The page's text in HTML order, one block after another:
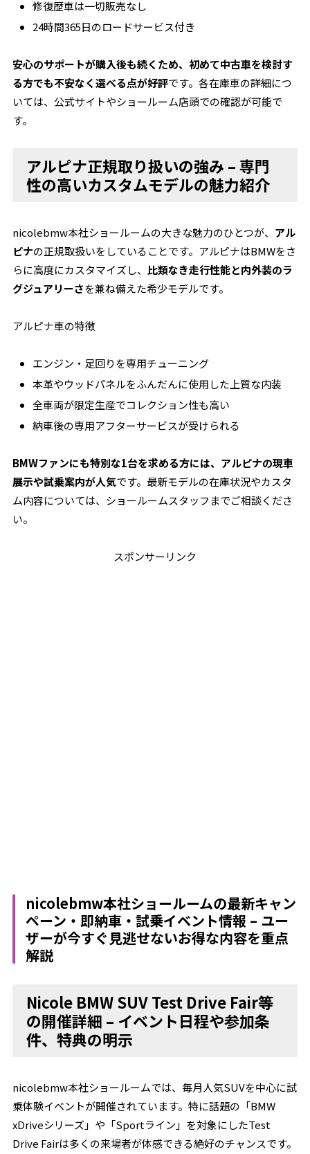
修復歴車は一切販売なし
24時間365日のロードサービス付き
安心のサポートが購入後も続くため、初めて中古車を検討す
る方でも不安なく選べる点が好評です。各在庫車の詳細につ
いては、公式サイトやショールーム店頭での確認が可能で
す。
アルピナ正規取り扱いの強み – 専門
性の高いカスタムモデルの魅力紹介
nicolebmw本社ショールームの大きな魅力のひとつが、 アル
ピナの正規取扱いをしていることです。アルピナはBMWをさ
らに高度にカスタマイズし、 比類なき走行性能と内外装のラ
グジュアリーさを兼ね備えた希少モデルです。
アルピナ車の特徴
エンジン・足回りを専用チューニング
本革やウッドパネルをふんだんに使用した上質な内装
全車両が限定生産でコレクション性も高い
納車後の専用アフターサービスが受けられる
BMWファンにも特別な1台を求める方には、アルピナの現車
展示や試乗案内が人気です。最新モデルの在庫状況やカスタ
ム内容については、ショールームスタッフまでご相談くださ
い。
スポンサーリンク
nicolebmw本社ショールームの最新キャン
ペーン・即納車・試乗イベント情報 – ユー
ザーが今すぐ見逃せないお得な内容を重点
解説
Nicole BMW SUV Test Drive Fair等
の開催詳細 – イベント日程や参加条
件、特典の明示
nicolebmw本社ショールームでは、毎月人気SUVを中心に試
乗体験イベントが開催されています。特に話題の「BMW
xDriveシリーズ」や「Sportライン」を対象にしたTest
Drive Fairは多くの来場者が体感できる絶好のチャンスです。